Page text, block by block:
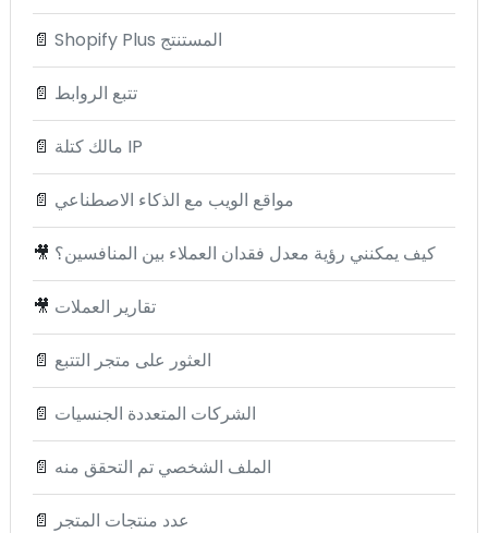
📄 Shopify Plus المستنتج
📄 تتبع الروابط
📄 مالك كتلة IP
📄 مواقع الويب مع الذكاء الاصطناعي
🎥 كيف يمكنني رؤية معدل فقدان العملاء بين المنافسين؟
🎥 تقارير العملات
📄 العثور على متجر التتبع
📄 الشركات المتعددة الجنسيات
📄 الملف الشخصي تم التحقق منه
📄 عدد منتجات المتجر